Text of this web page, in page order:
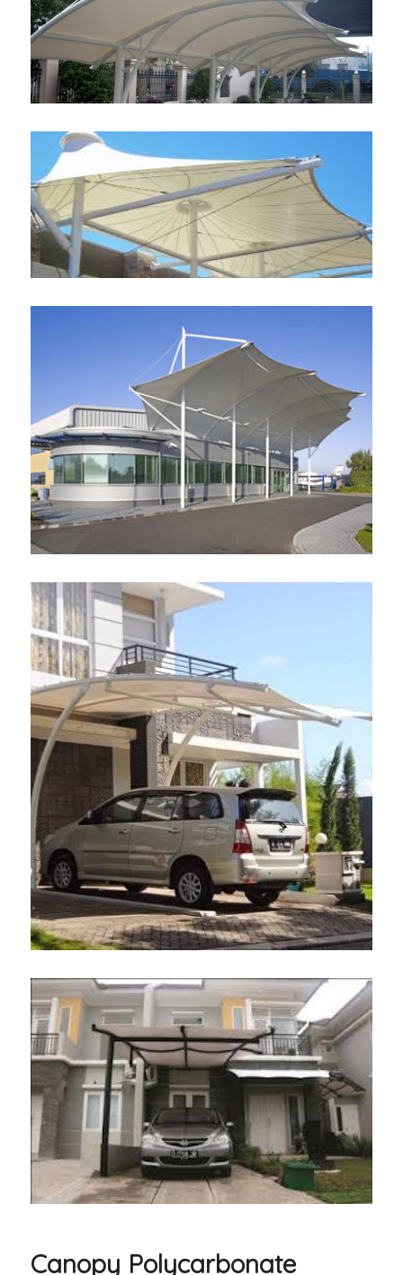
Canopy Polycarbonate